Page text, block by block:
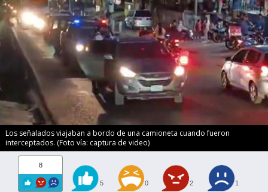
Los señalados viajaban a bordo de una camioneta cuando fueron
interceptados. (Foto vía: captura de video)
8
5 0 2 1